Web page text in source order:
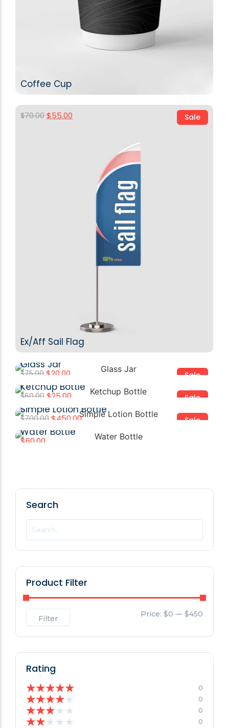
Coffee Cup
Sale
$70.00 $55.00
Ex/Aff Sail Flag
Buy Product
Sale
$75.00 $20.00
Glass Jar
Add to Cart
Sale
$60.00 $25.00
Ketchup Bottle
Add to Cart
Sale
$700.00 $450.00
Simple Lotion Bottle
Add to Cart
$60.00
Water Bottle
Add to Cart
Search
Product Filter
Filter Price: $0 — $450
Rating
★★★★★ 0
★★★★★ 0
★★★★ ★ 0
★★★ ★ ★ 0